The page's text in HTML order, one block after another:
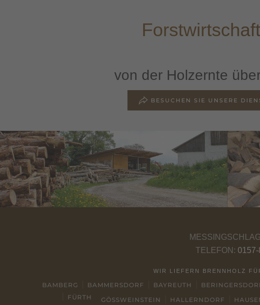
von der Holzernte
BESUCHEN SIE UNSERE
TELEFON:
WIR LIEFERN BRENNHOLZ
BAMBERG BAMMERSDORF BAYREUTH
FÜRTH
GÖSSWEINSTEIN HALLERNDORF